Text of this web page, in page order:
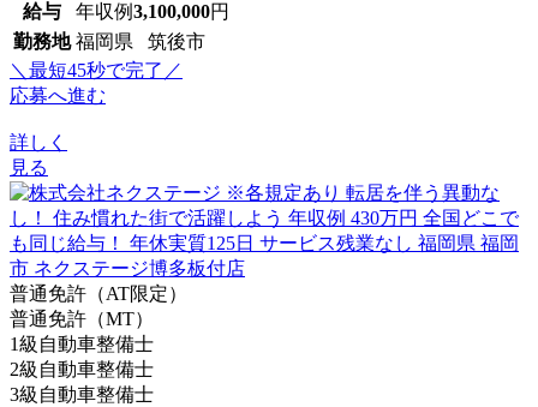
給与 年収例3,100,000円
勤務地 福岡県 筑後市
＼最短45秒で完了／
応募へ進む
詳しく
見る
普通免許（AT限定）
普通免許（MT）
1級自動車整備士
2級自動車整備士
3級自動車整備士